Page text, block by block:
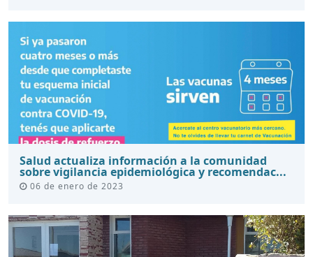
Salud actualiza información a la comunidad
sobre vigilancia epidemiológica y recomendac...
06 de enero de 2023